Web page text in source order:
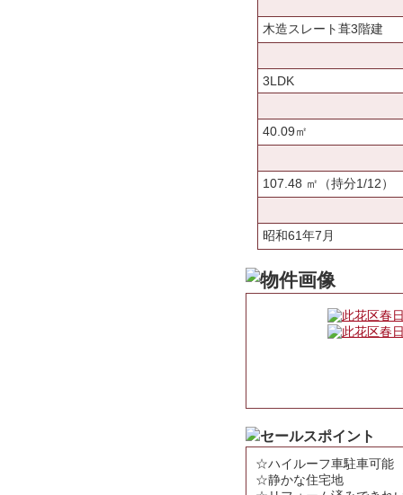
木造スレート葺3階建
3LDK
40.09㎡
107.48 ㎡（持分1/12）
昭和61年7月
☆ハイルーフ車駐車可能
☆静かな住宅地